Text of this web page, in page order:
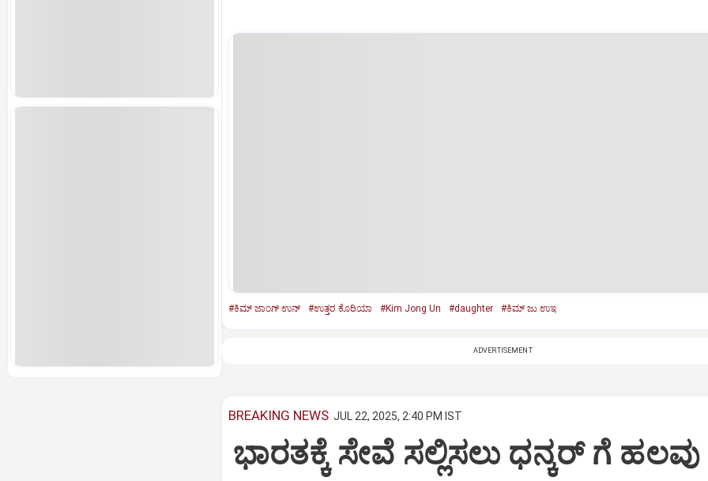
#ಕಿಮ್‌ ಜಾಂಗ್‌ ಉನ್‌ #ಉತ್ತರ ಕೊರಿಯಾ #Kim Jong Un #daughter #ಕಿಮ್‌ ಜು ಉಇ
ADVERTISEMENT
BREAKING NEWS JUL 22, 2025, 2:40 PM IST
ಭಾರತಕ್ಕೆ ಸೇವೆ ಸಲ್ಲಿಸಲು ಧನ್ಕರ್‌ ಗೆ ಹಲವು